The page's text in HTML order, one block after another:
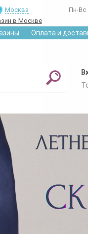
Москва
в Москве
Пн-Вс
Оплата и